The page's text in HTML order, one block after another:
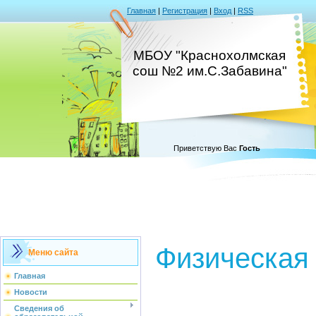
Главная | Регистрация | Вход | RSS
МБОУ "Краснохолмская
сош №2 им.С.Забавина"
Приветствую Вас Гость
Меню сайта
Главная
Новости
Сведения об